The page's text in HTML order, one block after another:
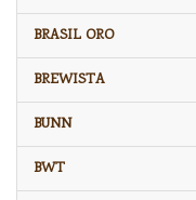
BRASIL ORO
BREWISTA
BUNN
BWT